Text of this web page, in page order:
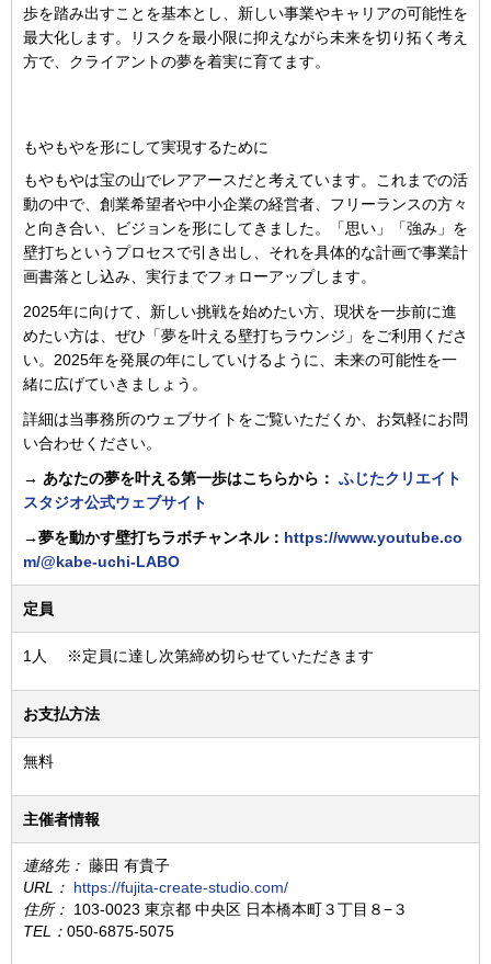
歩を踏み出すことを基本とし、新しい事業やキャリアの可能性を
最大化します。リスクを最小限に抑えながら未来を切り拓く考え
方で、クライアントの夢を着実に育てます。
もやもやを形にして実現するために
もやもやは宝の山でレアアースだと考えています。これまでの活
動の中で、創業希望者や中小企業の経営者、フリーランスの方々
と向き合い、ビジョンを形にしてきました。「思い」「強み」を
壁打ちというプロセスで引き出し、それを具体的な計画で事業計
画書落とし込み、実行までフォローアップします。
2025年に向けて、新しい挑戦を始めたい方、現状を一歩前に進
めたい方は、ぜひ「夢を叶える壁打ちラウンジ」をご利用くださ
い。2025年を発展の年にしていけるように、未来の可能性を一
緒に広げていきましょう。
詳細は当事務所のウェブサイトをご覧いただくか、お気軽にお問
い合わせください。
→ あなたの夢を叶える第一歩はこちらから： ふじたクリエイト
スタジオ公式ウェブサイト
→夢を動かす壁打ちラボチャンネル： https://www.youtube.co
m/@kabe-uchi-LABO
定員
1人 ※定員に達し次第締め切らせていただきます
お支払方法
無料
主催者情報
連絡先： 藤田 有貴子
URL： https://fujita-create-studio.com/
住所： 103-0023 東京都 中央区 日本橋本町３丁目８−３
TEL： 050-6875-5075